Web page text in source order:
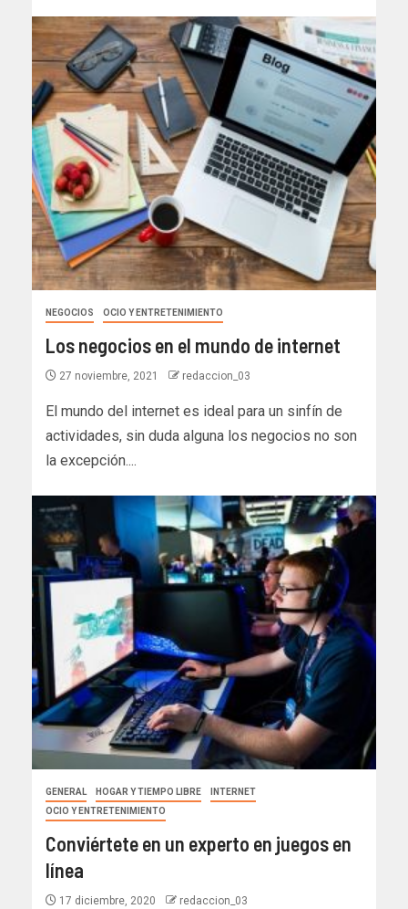
NEGOCIOS OCIO Y ENTRETENIMIENTO
Los negocios en el mundo de internet
27 noviembre, 2021 redaccion_03
El mundo del internet es ideal para un sinfín de
actividades, sin duda alguna los negocios no son
la excepción....
GENERAL HOGAR Y TIEMPO LIBRE
INTERNET
OCIO Y ENTRETENIMIENTO
Conviértete en un experto en juegos en
línea
17 diciembre, 2020 redaccion_03